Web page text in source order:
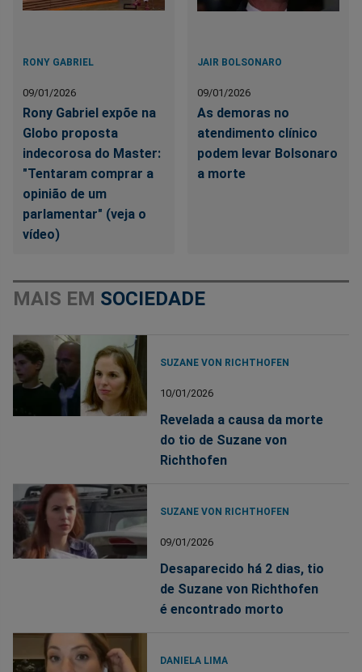
RONY GABRIEL
09/01/2026
Rony Gabriel expõe na
Globo proposta
indecorosa do Master:
"Tentaram comprar a
opinião de um
parlamentar" (veja o
vídeo)
JAIR BOLSONARO
09/01/2026
As demoras no
atendimento clínico
podem levar Bolsonaro
a morte
MAIS EM SOCIEDADE
SUZANE VON RICHTHOFEN
10/01/2026
Revelada a causa da morte
do tio de Suzane von
Richthofen
SUZANE VON RICHTHOFEN
09/01/2026
Desaparecido há 2 dias, tio
de Suzane von Richthofen
é encontrado morto
DANIELA LIMA